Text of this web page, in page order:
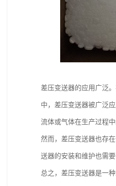
差压变送器的应用广泛
中，差压变送器被广泛
流体或气体在生产过程中
然而，差压变送器也存
送器的安装和维护也需
总之，差压变送器是一